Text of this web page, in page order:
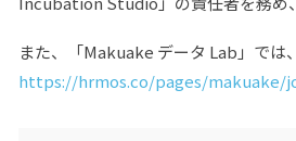
また、「Makuake データ Lab」では
https://hrmos.co/pages/makuake/